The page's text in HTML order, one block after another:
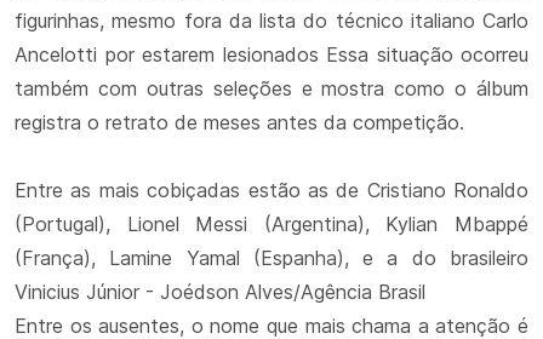
figurinhas, mesmo fora da lista do técnico italiano Carlo
Ancelotti por estarem lesionados Essa situação ocorreu
também com outras seleções e mostra como o álbum
registra o retrato de meses antes da competição.
Entre as mais cobiçadas estão as de Cristiano Ronaldo
(Portugal), Lionel Messi (Argentina), Kylian Mbappé
(França), Lamine Yamal (Espanha), e a do brasileiro
Vinicius Júnior - Joédson Alves/Agência Brasil
Entre os ausentes, o nome que mais chama a atenção é